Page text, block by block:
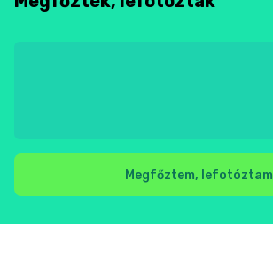
Megfőztem, lefotóztam